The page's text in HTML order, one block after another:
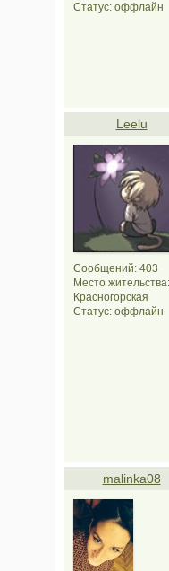
Статус: оффлайн
Leelu
Сообщений: 403
Место жительства:
Красногорская
Статус: оффлайн
malinka08